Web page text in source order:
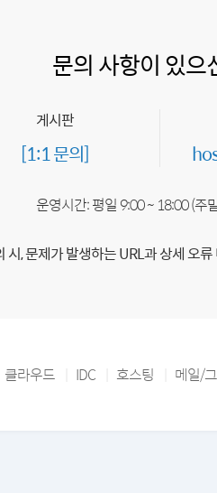
문의 사항이 있으
게시판
[1:1 문의]
운영시간: 평일 9:00 ~ 18:00 (주
시, 문제가 발생하는 URL과 상세 오
클라우드 IDC 호스팅 메일/